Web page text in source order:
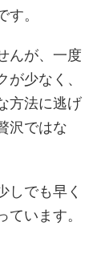
。
んが、一度
少なく、
方法に逃げ
沢ではな
しでも早く
います。